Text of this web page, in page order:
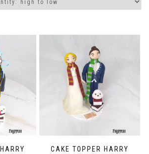
CAKE TOPPER HARRY